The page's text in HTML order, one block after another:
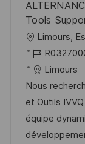
Tools
o
c
a
l
i
s
Limours,
R
é
f
é
r
e
Limours
Nous
et Outils
équipe